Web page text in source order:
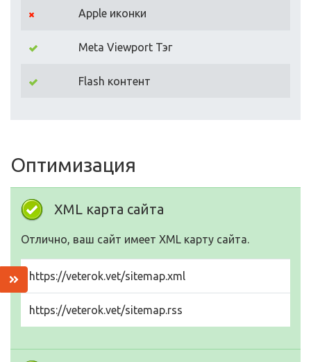
Apple иконки
Meta Viewport Тэг
Flash контент
Оптимизация
XML карта сайта
Отлично, ваш сайт имеет XML карту сайта.
https://veterok.vet/sitemap.xml
https://veterok.vet/sitemap.rss